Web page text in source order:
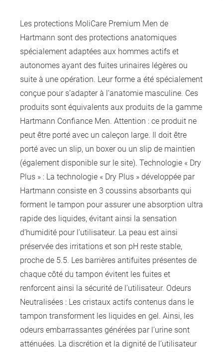
Les protections MoliCare Premium Men de
Hartmann sont des protections anatomiques
spécialement adaptées aux hommes actifs et
autonomes ayant des fuites urinaires légères ou
suite à une opération. Leur forme a été spécialement
conçue pour s’adapter à l’anatomie masculine. Ces
produits sont équivalents aux produits de la gamme
Hartmann Confiance Men. Attention : ce produit ne
peut être porté avec un caleçon large. Il doit être
porté avec un slip, un boxer ou un slip de maintien
(également disponible sur le site). Technologie « Dry
Plus » : La technologie « Dry Plus » développée par
Hartmann consiste en 3 coussins absorbants qui
forment le tampon pour assurer une absorption ultra
rapide des liquides, évitant ainsi la sensation
d’humidité pour l’utilisateur. La peau est ainsi
préservée des irritations et son pH reste stable,
proche de 5.5. Les barrières antifuites présentes de
chaque côté du tampon évitent les fuites et
renforcent ainsi la sécurité de l’utilisateur. Odeurs
Neutralisées : Les cristaux actifs contenus dans le
tampon transforment les liquides en gel. Ainsi, les
odeurs embarrassantes générées par l’urine sont
atténuées. La discrétion et la dignité de l’utilisateur